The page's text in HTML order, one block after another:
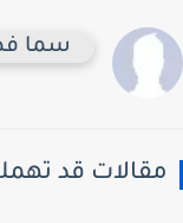
سما
قد تهمك